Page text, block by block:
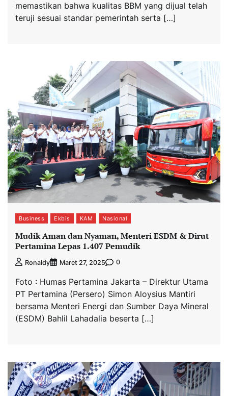
memastikan bahwa kualitas BBM yang dijual telah
teruji sesuai standar pemerintah serta […]
Business Ekbis KAM Nasional
Mudik Aman dan Nyaman, Menteri ESDM & Dirut
Pertamina Lepas 1.407 Pemudik
Ronaldy Maret 27, 2025 0
Foto : Humas Pertamina Jakarta – Direktur Utama
PT Pertamina (Persero) Simon Aloysius Mantiri
bersama Menteri Energi dan Sumber Daya Mineral
(ESDM) Bahlil Lahadalia beserta […]